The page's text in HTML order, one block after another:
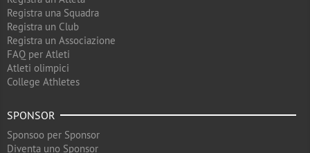
Registra una Squadra
Registra un Club
Registra un Associazione
FAQ per Atleti
Atleti olimpici
College Athletes
SPONSOR
Sponsoo per Sponsor
Diventa uno Sponsor